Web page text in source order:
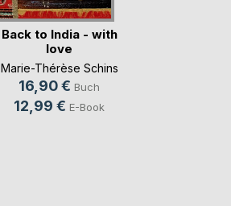
Back to India - with
love
Marie-Thérèse Schins
16,90 € Buch
12,99 € E-Book